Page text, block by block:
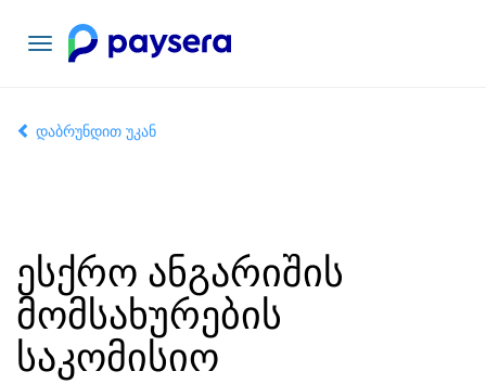
ნავიგაციის
გადართვა
დაბრუნდით უკან
ესქრო ანგარიშის
მომსახურების
საკომისიო